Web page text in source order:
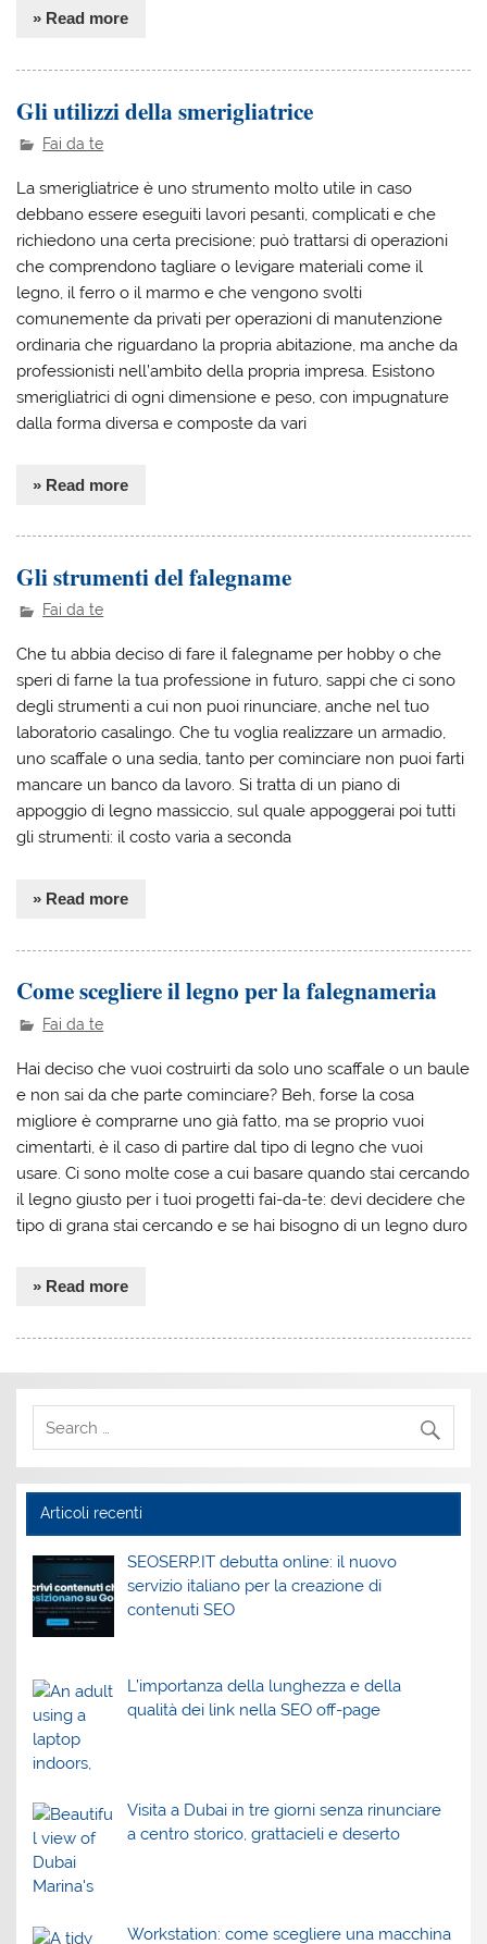
» Read more
Gli utilizzi della smerigliatrice
Fai da te
La smerigliatrice è uno strumento molto utile in caso
debbano essere eseguiti lavori pesanti, complicati e che
richiedono una certa precisione; può trattarsi di operazioni
che comprendono tagliare o levigare materiali come il
legno, il ferro o il marmo e che vengono svolti
comunemente da privati per operazioni di manutenzione
ordinaria che riguardano la propria abitazione, ma anche da
professionisti nell’ambito della propria impresa. Esistono
smerigliatrici di ogni dimensione e peso, con impugnature
dalla forma diversa e composte da vari
» Read more
Gli strumenti del falegname
Fai da te
Che tu abbia deciso di fare il falegname per hobby o che
speri di farne la tua professione in futuro, sappi che ci sono
degli strumenti a cui non puoi rinunciare, anche nel tuo
laboratorio casalingo. Che tu voglia realizzare un armadio,
uno scaffale o una sedia, tanto per cominciare non puoi farti
mancare un banco da lavoro. Si tratta di un piano di
appoggio di legno massiccio, sul quale appoggerai poi tutti
gli strumenti: il costo varia a seconda
» Read more
Come scegliere il legno per la falegnameria
Fai da te
Hai deciso che vuoi costruirti da solo uno scaffale o un baule
e non sai da che parte cominciare? Beh, forse la cosa
migliore è comprarne uno già fatto, ma se proprio vuoi
cimentarti, è il caso di partire dal tipo di legno che vuoi
usare. Ci sono molte cose a cui basare quando stai cercando
il legno giusto per i tuoi progetti fai-da-te: devi decidere che
tipo di grana stai cercando e se hai bisogno di un legno duro
» Read more
Articoli recenti
SEOSERP.IT debutta online: il nuovo
servizio italiano per la creazione di
contenuti SEO
L’importanza della lunghezza e della
qualità dei link nella SEO off-page
Visita a Dubai in tre giorni senza rinunciare
a centro storico, grattacieli e deserto
Workstation: come scegliere una macchina